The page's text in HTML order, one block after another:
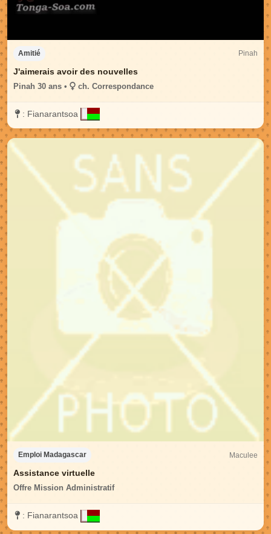
Amitié Pinah
J'aimerais avoir des nouvelles
Pinah 30 ans • ch. Correspondance
: Fianarantsoa
Emploi Madagascar Maculee
Assistance virtuelle
Offre Mission Administratif
: Fianarantsoa